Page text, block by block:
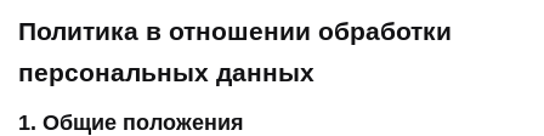
Политика в отношении обработки
персональных данных
1. Общие положения